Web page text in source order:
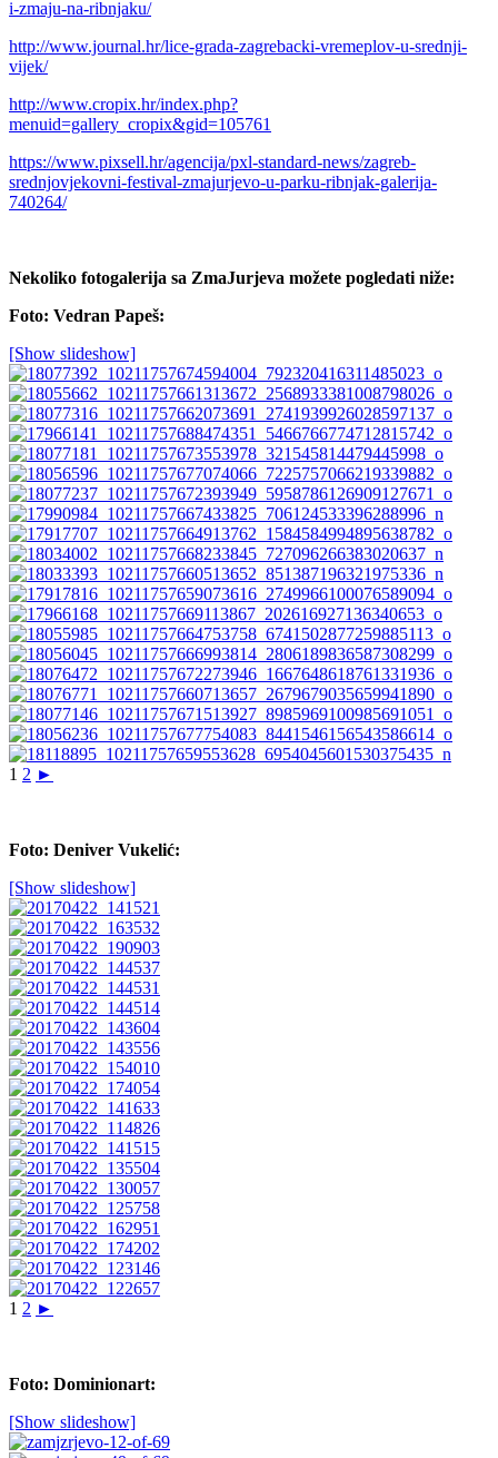
i-zmaju-na-ribnjaku/
http://www.journal.hr/lice-grada-zagrebacki-vremeplov-u-srednji-
vijek/
http://www.cropix.hr/index.php?
menuid=gallery_cropix&gid=105761
https://www.pixsell.hr/agencija/pxl-standard-news/zagreb-
srednjovjekovni-festival-zmajurjevo-u-parku-ribnjak-galerija-
740264/
Nekoliko fotogalerija sa ZmaJurjeva možete pogledati niže:
Foto: Vedran Papeš:
[Show slideshow]
1 2 ►
Foto: Deniver Vukelić:
[Show slideshow]
1 2 ►
Foto: Dominionart:
[Show slideshow]